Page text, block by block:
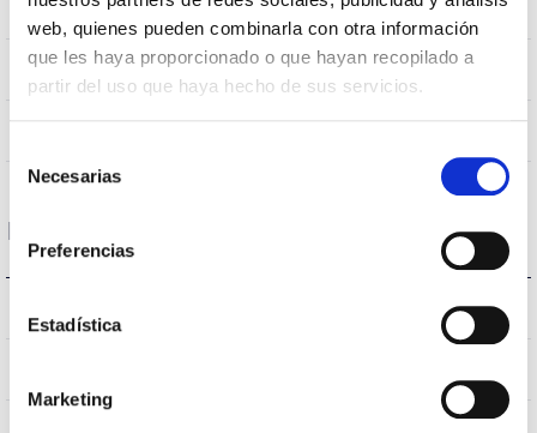
web, quienes pueden combinarla con otra información
que les haya proporcionado o que hayan recopilado a
partir del uso que haya hecho de sus servicios.
Necesarias
Preferencias
Estadística
Marketing
couleurs
Angle d’ouverture 120
Logement et finition